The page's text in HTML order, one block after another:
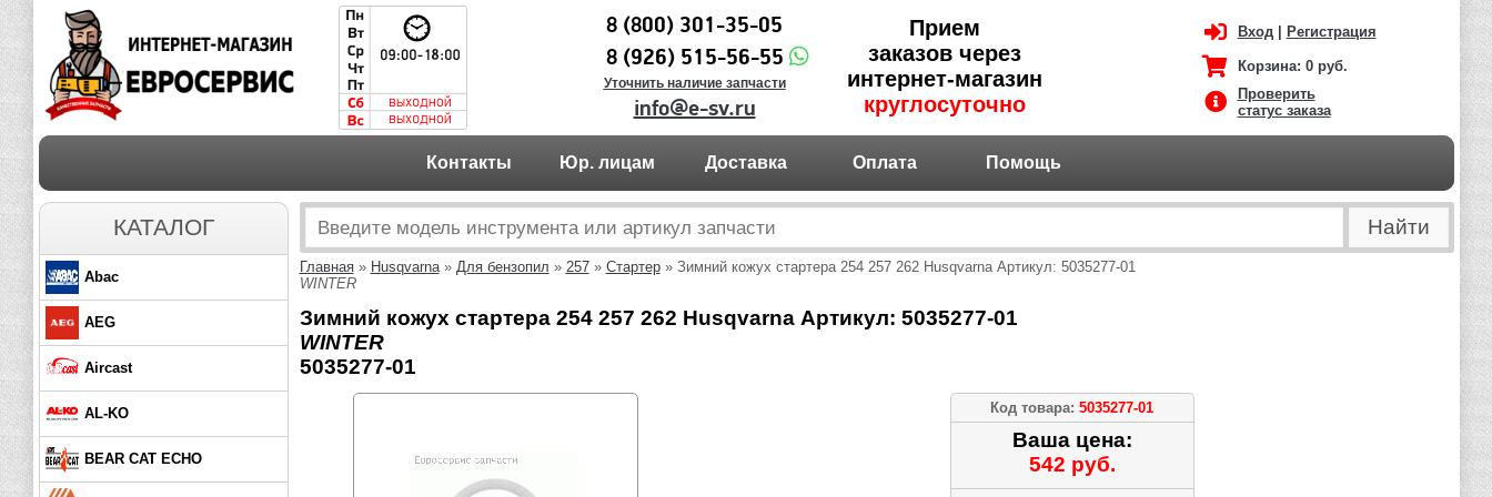
8 (800) 301-35-05
Прием
заказов через
интернет-магазин
круглосуточно
8 (926) 515-56-55
Уточнить наличие запчасти
info@e-sv.ru
Вход| Регистрация
Корзина: 0 руб.
Проверить
статус заказа
Контакты Юр. лицам Доставка Оплата Помощь
КАТАЛОГ
Abac
AEG
Aircast
AL-KO
BEAR CAT ECHO
Главная» Husqvarna» Для бензопил » 257» Стартер» Зимний кожух стартера 254 257 262 Husqvarna Артикул: 5035277-01
WINTER
Зимний кожух стартера 254 257 262 Husqvarna Артикул: 5035277-01
WINTER
5035277-01
Код товара: 5035277-01
Ваша цена:
542 руб.